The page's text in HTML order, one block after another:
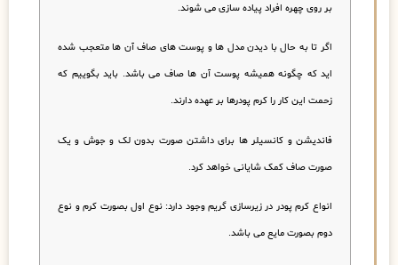
بر روی چهره افراد پیاده سازی می شوند.
اگر تا به حال با دیدن مدل ها و پوست های صاف آن ها متعجب شده
اید که چگونه همیشه پوست آن ها صاف می باشد. باید بگوییم که
زحمت این کار را کرم پودرها بر عهده دارند.
فاندیشن و کانسیلر ها برای داشتن صورت بدون لک و جوش و یک
صورت صاف کمک شایانی خواهد کرد.
انواع کرم پودر در زیرسازی گریم وجود دارد: نوع اول بصورت کرم و نوع
دوم بصورت مایع می باشد.